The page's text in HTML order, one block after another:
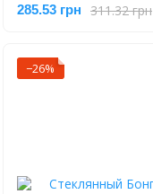
311.32 грн
285.53 грн
−26%